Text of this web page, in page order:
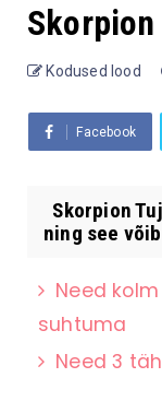
Skorpion
Kodused lood
Facebook
Skorpion
ning see
Need
suhtuma
Need 3